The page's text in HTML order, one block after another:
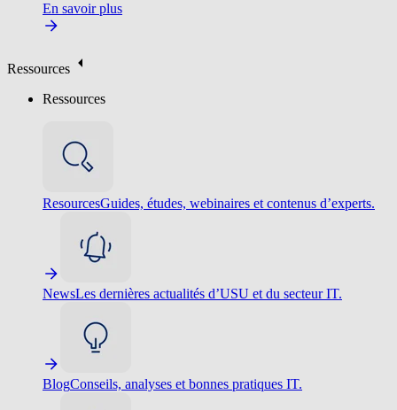
En savoir plus
Ressources
Ressources
ResourcesGuides, études, webinaires et contenus d’experts.
NewsLes dernières actualités d’USU et du secteur IT.
BlogConseils, analyses et bonnes pratiques IT.